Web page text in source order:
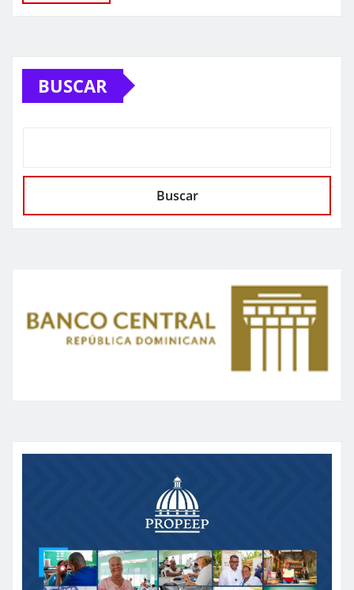
BUSCAR
Buscar